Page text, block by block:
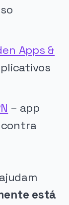
Apps &
– app
está